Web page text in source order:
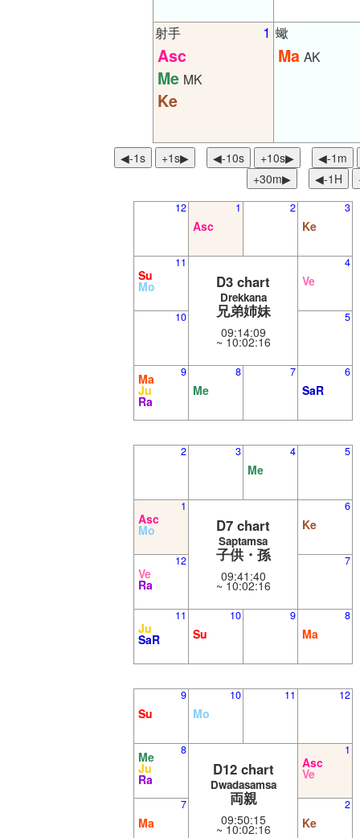
1
射手
Asc
Me MK
Ke
蠍
Ma AK
◀︎-1s +1s▶ ◀︎-10s +10s▶
◀︎-1m
+30m▶︎
◀︎-1H
12
Asc
1 2
Ke
3
Su
Mo
11
D3 chart
Drekkana
兄弟姉妹
09:14:09
~ 10:02:16
Ve
4
10 5
Ma
Ju
Ra
9
Me
8 7
SaR
6
2 3
Me
4 5
Asc
Mo
1
D7 chart
Saptamsa
子供・孫
09:41:40
~ 10:02:16
Ke
6
Ve
Ra
12 7
Ju
SaR
11
Su
10 9
Ma
8
Su
9
Mo
10 11 12
Me
Ju
Ra
8
D12 chart
Dwadasamsa
両親
09:50:15
~ 10:02:16
Asc
Ve
1
Ma
7
Ke
2